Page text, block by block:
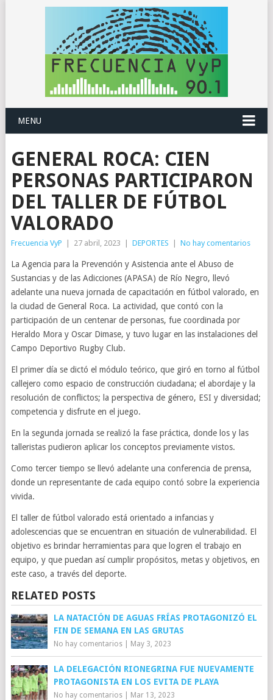
MENU
GENERAL ROCA: CIEN
PERSONAS PARTICIPARON
DEL TALLER DE FÚTBOL
VALORADO
Frecuencia VyP 27 abril, 2023 DEPORTES No hay comentarios
La Agencia para la Prevención y Asistencia ante el Abuso de
Sustancias y de las Adicciones (APASA) de Río Negro, llevó
adelante una nueva jornada de capacitación en fútbol valorado, en
la ciudad de General Roca. La actividad, que contó con la
participación de un centenar de personas, fue coordinada por
Heraldo Mora y Oscar Dimase, y tuvo lugar en las instalaciones del
Campo Deportivo Rugby Club.
El primer día se dictó el módulo teórico, que giró en torno al fútbol
callejero como espacio de construcción ciudadana; el abordaje y la
resolución de conflictos; la perspectiva de género, ESI y diversidad;
competencia y disfrute en el juego.
En la segunda jornada se realizó la fase práctica, donde los y las
talleristas pudieron aplicar los conceptos previamente vistos.
Como tercer tiempo se llevó adelante una conferencia de prensa,
donde un representante de cada equipo contó sobre la experiencia
vivida.
El taller de fútbol valorado está orientado a infancias y
adolescencias que se encuentran en situación de vulnerabilidad. El
objetivo es brindar herramientas para que logren el trabajo en
equipo, y que puedan así cumplir propósitos, metas y objetivos, en
este caso, a través del deporte.
RELATED POSTS
LA NATACIÓN DE AGUAS FRÍAS PROTAGONIZÓ EL
FIN DE SEMANA EN LAS GRUTAS
No hay comentarios| May 3, 2023
LA DELEGACIÓN RIONEGRINA FUE NUEVAMENTE
PROTAGONISTA EN LOS EVITA DE PLAYA
No hay comentarios| Mar 13, 2023